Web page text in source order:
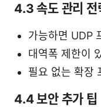
4.3 속도 관리 전
가능하면 UDP
대역폭 제한이
필요 없는 확장
4.4 보안 추가 팁